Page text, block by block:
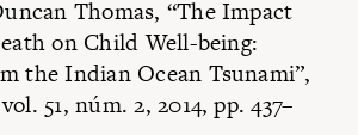
Thomas, “The Impact
on Child Well-being:
the Indian Ocean Tsunami”,
51, núm. 2, 2014, pp. 437–